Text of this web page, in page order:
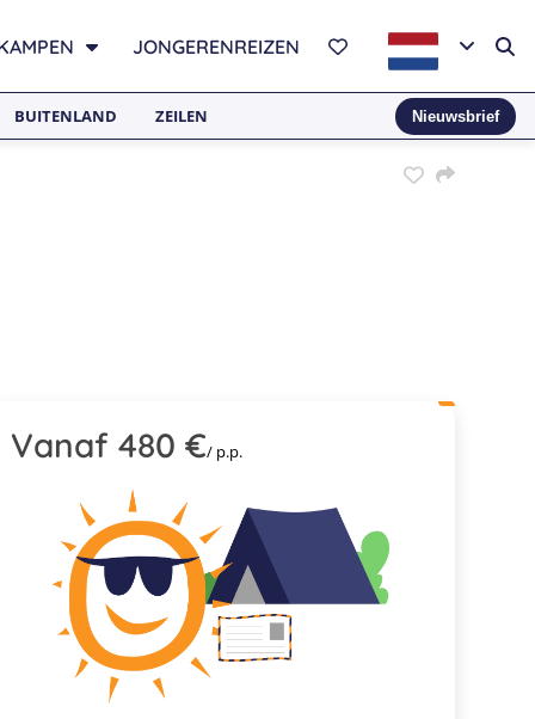
JONGERENREIZEN
BUITENLAND ZEILEN Nieuwsbrief
Vanaf 480 €/ p.p.